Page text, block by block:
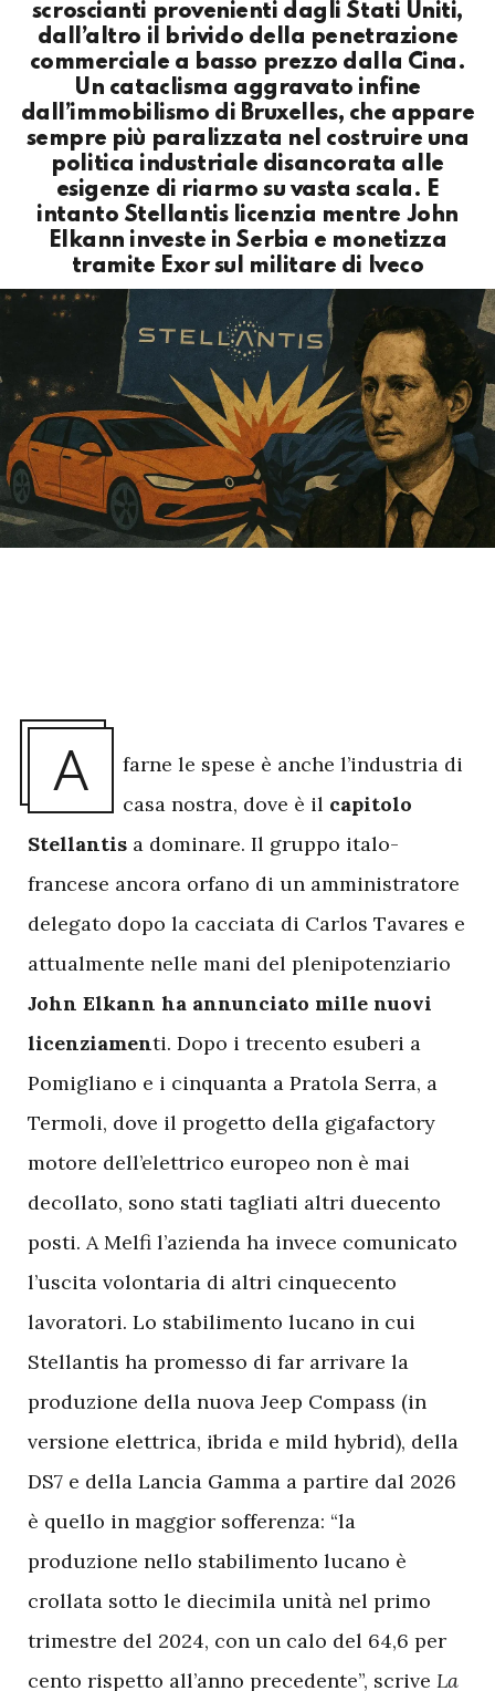
scroscianti provenienti dagli Stati Uniti,
dall’altro il brivido della penetrazione
commerciale a basso prezzo dalla Cina.
Un cataclisma aggravato infine
dall’immobilismo di Bruxelles, che appare
sempre più paralizzata nel costruire una
politica industriale disancorata alle
esigenze di riarmo su vasta scala. E
intanto Stellantis licenzia mentre John
Elkann investe in Serbia e monetizza
tramite Exor sul militare di Iveco
A
farne le spese è anche l’industria di
casa nostra, dove è il capitolo
Stellantis a dominare. Il gruppo italo-
francese ancora orfano di un amministratore
delegato dopo la cacciata di Carlos Tavares e
attualmente nelle mani del plenipotenziario
John Elkann ha annunciato mille nuovi
licenziamenti. Dopo i trecento esuberi a
Pomigliano e i cinquanta a Pratola Serra, a
Termoli, dove il progetto della gigafactory
motore dell’elettrico europeo non è mai
decollato, sono stati tagliati altri duecento
posti. A Melfi l’azienda ha invece comunicato
l’uscita volontaria di altri cinquecento
lavoratori. Lo stabilimento lucano in cui
Stellantis ha promesso di far arrivare la
produzione della nuova Jeep Compass (in
versione elettrica, ibrida e mild hybrid), della
DS7 e della Lancia Gamma a partire dal 2026
è quello in maggior sofferenza: “la
produzione nello stabilimento lucano è
crollata sotto le diecimila unità nel primo
trimestre del 2024, con un calo del 64,6 per
cento rispetto all’anno precedente”, scrive La